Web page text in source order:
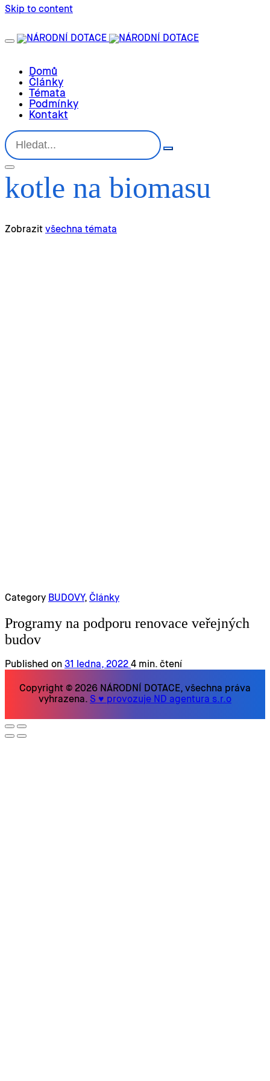
Skip to content
Domů
Články
Témata
Podmínky
Kontakt
kotle na biomasu
Zobrazit všechna témata
Category BUDOVY, Články
Programy na podporu renovace veřejných
budov
Published on 31 ledna, 2022 4 min. čtení
Copyright © 2026 NÁRODNÍ DOTACE, všechna práva
vyhrazena. S ♥ provozuje ND agentura s.r.o